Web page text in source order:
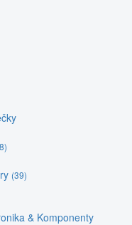
(39)
& Komponenty